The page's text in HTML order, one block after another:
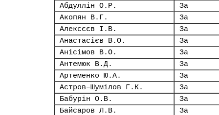
Абдуллін О.Р.
За
Акопян В.Г.
За
Алексєєв І.В.
За
Анастасієв В.О.
За
Анісімов В.О.
За
Антемюк В.Д.
За
Артеменко Ю.А.
За
Астров–Шумілов Г.К.
За
Бабурін О.В.
За
Байсаров Л.В.
За